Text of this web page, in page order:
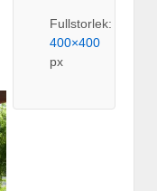
Fullstorlek:
400×400
px